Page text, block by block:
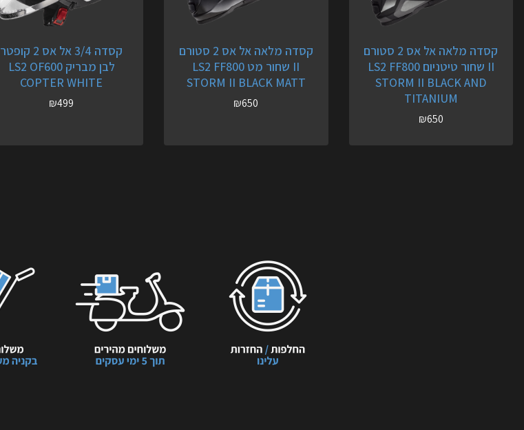
קסדה מלאה אל אס 2 סטורם
II שחור טיטניום LS2 FF800
STORM II BLACK AND
TITANIUM
₪650
קסדה מלאה אל אס 2 סטורם
II שחור מט LS2 FF800
STORM II BLACK MATT
₪650
קסדה 3/4 אל אס 2 קופטר
לבן מבריק LS2 OF600
COPTER WHITE
₪499